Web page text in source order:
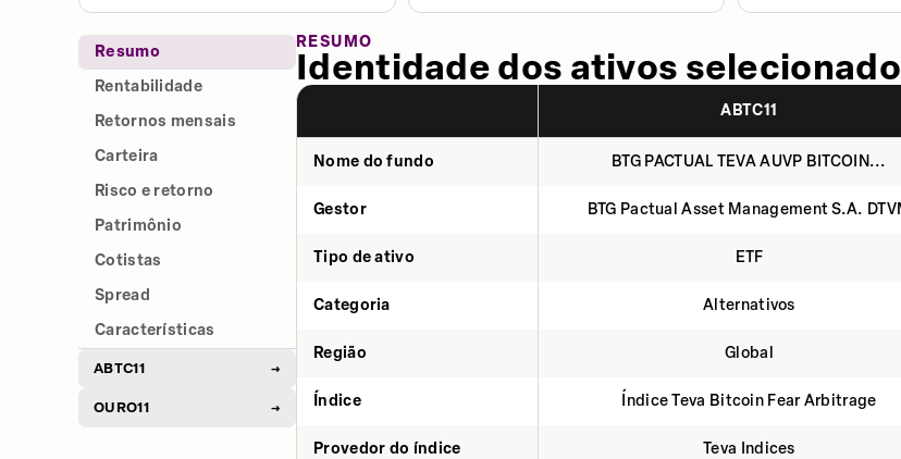
Resumo
Rentabilidade
Retornos mensais
Carteira
Risco e retorno
Patrimônio
Cotistas
Spread
Características
ABTC11 →
OURO11 →
RESUMO
Identidade dos ativos
ABTC11
Nome do fundo BTG PACTUAL TEVA AUVP BITCOIN...
Gestor BTG Pactual Asset Management S.A.
Tipo de ativo ETF
Categoria Alternativos
Região Global
Índice Índice Teva Bitcoin Fear Arbitrage
Provedor do índice Teva Indices